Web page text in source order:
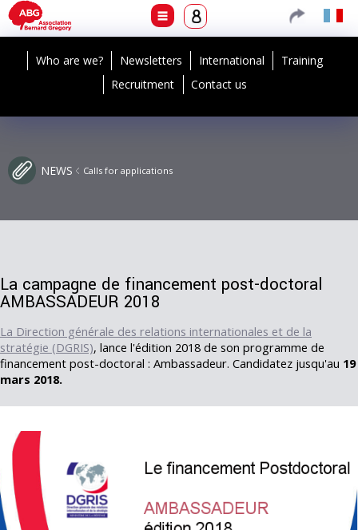
Who are we? Newsletters International
Training
Recruitment
Contact us
NEWS Calls for applications
La campagne de financement post-doctoral
AMBASSADEUR 2018
La Direction générale des relations internationales et de la
stratégie (DGRIS), lance l'édition 2018 de son programme de
financement post-doctoral : Ambassadeur. Candidatez jusqu'au 19
mars 2018.